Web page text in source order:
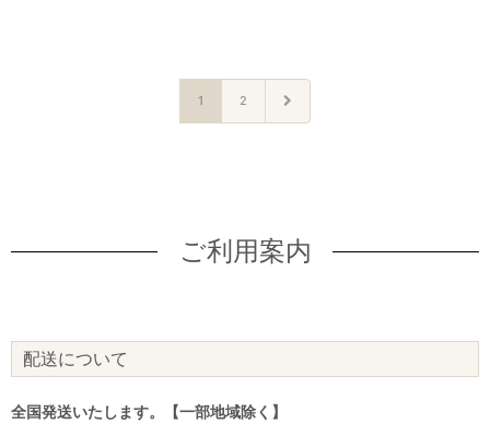
1 2
ご利用案内
配送について
全国発送いたします。【一部地域除く】